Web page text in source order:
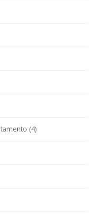
(4)